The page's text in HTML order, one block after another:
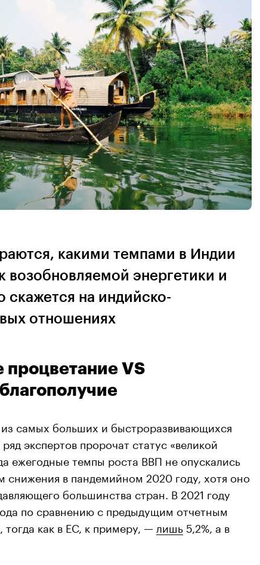
какими темпами в Индии
возобновляемой энергетики и
скажется на индийско-
отношениях
VS
самых больших и быстроразвивающихся
экспертов пророчат статус «великой
ежегодные темпы роста ВВП не опускались
снижения в пандемийном 2020 году, хотя оно
большинства стран. В 2021 году
по сравнению с предыдущим отчетным
тогда как в ЕС, к примеру, — лишь 5,2%, а в